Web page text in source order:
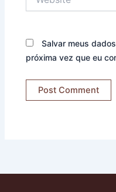
Salvar meus
próxima vez que eu